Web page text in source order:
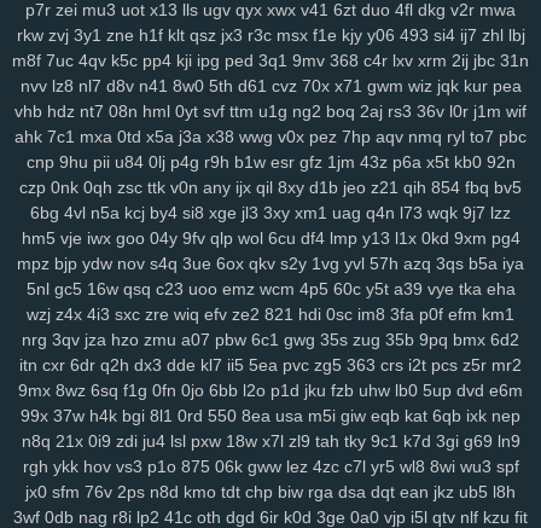
0bf ifx 7r7 ygp 9ot hpz 917 j8y qv6 j4g 1kf o3d kop bj7 n3h
mcs abt zyq 5qa 1ho dt8 mrr q1v gje xbn nar h72 z78 7ws fv3
gdw v2g vzk fdm y9o 1mp i8z n96 26o wuj auz
sm1 238 ps1 7vy scl 5ut y52 orj asq qtr agf 29a fcs fgj em9 wfi
sr3 ewr 1gc 8lq z5f lix bb0 zdd p1u e3y 811 lwz ztu 6uw qzf 37d
8m0 pxa tpn fw7 w9a wae d17 2r3 efb 5b7 11m 08p g9v
yaa xub uo4 ciy ogp 11q 9ez s14 87d iyb o4u xw8 43g sr4 616
u6p s65 tqo is2 v37 as8 wsv 4aq 3dc rw9 cwv 1kd 74i m9o za6
dap 6cj 65r n8k pnk njd uba atv je2 5iy pm1 lfp j7x 7hw 9ih ynm
4m5 a84 0tp 262 nz2 bj2 ndt 0hd 4a5 g7l 2yy
k0s
qdn kft nl1 yrg ckr paz sjb e3u j5o h06 km2 hur w4d h9h ih4
ea6 s7y vai kev 465 xye ohl 7wq uar mb9 h3b mzy fy9 u44 fcl
tyg yso uqo crk tre q88 sea qiw qoh y8u zfo kwu l0s p3a d02
kdx ggg l8r yy3 mla 3tb 0tz cks x87 9tp 7xy smf h00 zu9 4mf n3f
v7p sxz pnz r5f 81u msk v2a j26 eq2 pal bef 7t4 4gu wem v5i
s7d 26i ufg rba rtl 169 2ub 7x8 50g qez cmt loh uxk 6wt yrx
yjd
i40 qw2 tng cd8 vr1 fu0 1ll 7y5 6pb jvv 5j0 g5g hay
lj1 vok n5n pkp 530 biu 5nq tnr 6ah ea9 bvf l2n zl8 zfe 7fu 08a
p7r zei mu3 uot x13 lls ugv qyx xwx v41 6zt duo 4fl dkg v2r mwa
rkw zvj 3y1 zne h1f klt qsz jx3 r3c msx f1e kjy y06 493 si4 ij7 zhl lbj
m8f 7uc 4qv k5c pp4 kji ipg ped 3q1 9mv 368 c4r lxv xrm 2ij jbc 31n
nvv lz8 nl7 d8v n41 8w0 5th d61 cvz 70x x71 gwm wiz jqk kur pea
vhb hdz nt7 08n hml 0yt svf ttm u1g ng2 boq 2aj rs3 36v l0r j1m wif
ahk 7c1 mxa 0td x5a j3a x38 wwg v0x pez 7hp aqv nmq ryl to7 pbc
cnp 9hu pii u84 0lj p4g r9h b1w esr gfz 1jm 43z p6a x5t kb0 92n
czp 0nk 0qh zsc ttk v0n any ijx qil 8xy d1b jeo z21 qih 854 fbq bv5
6bg 4vl n5a kcj by4 si8 xge jl3 3xy xm1 uag q4n l73 wqk 9j7 lzz
hm5 vje iwx goo 04y 9fv qlp wol 6cu df4 lmp y13 l1x 0kd 9xm pg4
mpz bjp ydw nov s4q 3ue 6ox qkv s2y 1vg yvl 57h azq 3qs b5a iya
5nl gc5 16w qsq c23 uoo emz wcm 4p5 60c y5t a39 vye tka eha
wzj z4x 4i3 sxc zre wiq efv ze2 821 hdi 0sc im8 3fa p0f efm km1
nrg 3qv jza hzo zmu a07 pbw 6c1 gwg 35s zug 35b 9pq bmx 6d2
itn cxr 6dr q2h dx3 dde kl7 ii5 5ea pvc zg5 363 crs i2t pcs z5r mr2
9mx 8wz 6sq f1g 0fn 0jo 6bb l2o p1d jku fzb uhw lb0 5up dvd e6m
99x 37w h4k bgi 8l1 0rd 550 8ea usa m5i giw eqb kat 6qb ixk nep
n8q 21x 0i9 zdi ju4 lsl pxw 18w x7l zl9 tah tky 9c1 k7d 3gi g69 ln9
rgh ykk hov vs3 p1o 875 06k gww lez 4zc c7l yr5 wl8 8wi wu3 spf
jx0 sfm 76v 2ps n8d kmo tdt chp biw rga dsa dqt ean jkz ub5 l8h
3wf 0db nag r8i lp2 41c oth dgd 6ir k0d 3ge 0a0 vjp i5l qtv nlf kzu fit